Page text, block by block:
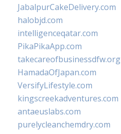
JabalpurCakeDelivery.com
halobjd.com
intelligenceqatar.com
PikaPikaApp.com
takecareofbusinessdfw.org
HamadaOfJapan.com
VersifyLifestyle.com
kingscreekadventures.com
antaeuslabs.com
purelycleanchemdry.com